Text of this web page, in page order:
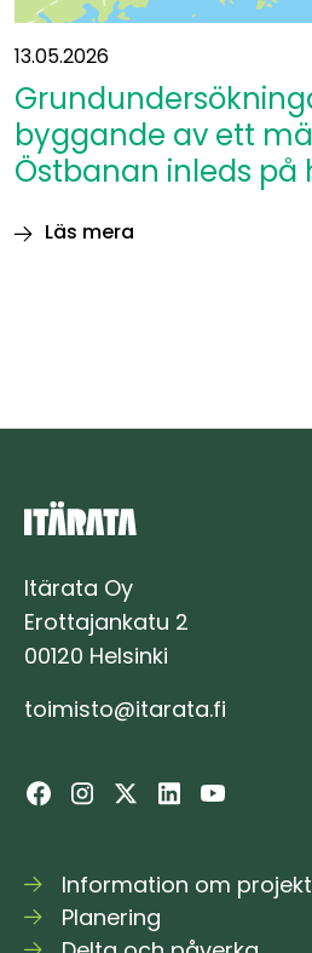
13.05.2026
byggande av ett
Östbanan inleds på
Läs mera
vid
på
banlinjen
Itärata Oy
Erottajankatu 2
00120 Helsinki
toimisto@itarata.fi
Information om
Planering